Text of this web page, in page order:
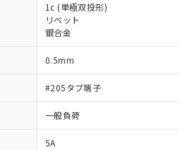
1c (単極双投形)
リベット
銀合金
0.5mm
#205タブ端子
一般負荷
5A